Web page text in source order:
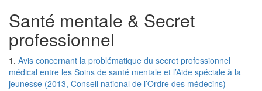
Santé mentale & Secret
professionnel
1. Avis concernant la problématique du secret professionnel
médical entre les Soins de santé mentale et l’Aide spéciale à la
jeunesse (2013, Conseil national de l’Ordre des médecins)